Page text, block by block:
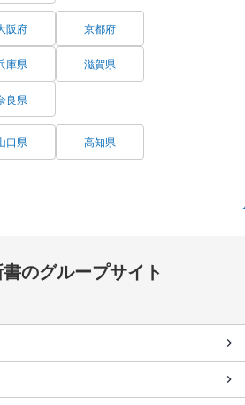
阪府 京都府
庫県 滋賀県
良県
口県 高知県
のグループサイト